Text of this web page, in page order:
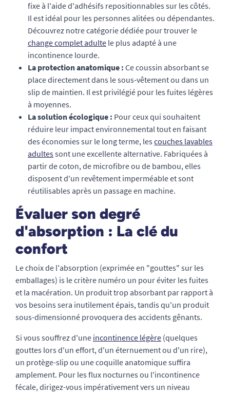
fixe à l'aide d'adhésifs repositionnables sur les côtés.
Il est idéal pour les personnes alitées ou dépendantes.
Découvrez notre catégorie dédiée pour trouver le
change complet adulte le plus adapté à une
incontinence lourde.
La protection anatomique : Ce coussin absorbant se
place directement dans le sous-vêtement ou dans un
slip de maintien. Il est privilégié pour les fuites légères
à moyennes.
La solution écologique : Pour ceux qui souhaitent
réduire leur impact environnemental tout en faisant
des économies sur le long terme, les couches lavables
adultessont une excellente alternative. Fabriquées à
partir de coton, de microfibre ou de bambou, elles
disposent d'un revêtement imperméable et sont
réutilisables après un passage en machine.
Évaluer son degré
d'absorption : La clé du
confort
Le choix de l'absorption (exprimée en "gouttes" sur les
emballages) is le critère numéro un pour éviter les fuites
et la macération. Un produit trop absorbant par rapport à
vos besoins sera inutilement épais, tandis qu'un produit
sous-dimensionné provoquera des accidents gênants.
Si vous souffrez d'une incontinence légère (quelques
gouttes lors d'un effort, d'un éternuement ou d'un rire),
un protège-slip ou une coquille anatomique suffira
amplement. Pour les flux nocturnes ou l'incontinence
fécale, dirigez-vous impérativement vers un niveau